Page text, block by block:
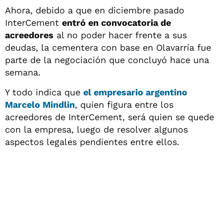
Ahora, debido a que en diciembre pasado
InterCement entró en convocatoria de
acreedores al no poder hacer frente a sus
deudas, la cementera con base en Olavarría fue
parte de la negociación que concluyó hace una
semana.
Y todo indica que el empresario argentino
Marcelo Mindlin, quien figura entre los
acreedores de InterCement, será quien se quede
con la empresa, luego de resolver algunos
aspectos legales pendientes entre ellos.